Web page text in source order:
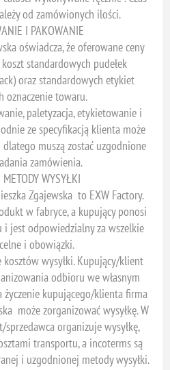
od zamówionych ilości.
I PAKOWANIE
oświadcza, że ​​oferowane ceny
standardowych pudełek
oraz standardowych etykiet
oznaczenie towaru.
paletyzacja, etykietowanie i
ze specyfikacją klienta może
muszą zostać uzgodnione
zamówienia.
WYSYŁKI
Zgajewska to EXW Factory.
w fabryce, a kupujący ponosi
jest odpowiedzialny za wszelkie
i obowiązki.
wysyłki. Kupujący/klient
odbioru we własnym
życzenie kupującego/klienta firma
może zorganizować wysyłkę. W
organizuje wysyłkę,
transportu, a incoterms są
i uzgodnionej metody wysyłki.